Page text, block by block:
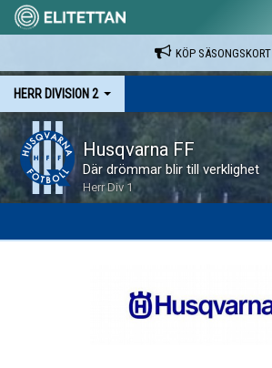
KÖP SÄSONGSKORT
HERR DIVISION 2
Husqvarna FF
Där drömmar blir till verklighet
Herr Div 1